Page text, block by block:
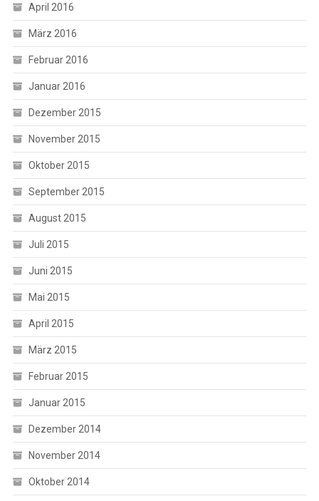
April 2016
März 2016
Februar 2016
Januar 2016
Dezember 2015
November 2015
Oktober 2015
September 2015
August 2015
Juli 2015
Juni 2015
Mai 2015
April 2015
März 2015
Februar 2015
Januar 2015
Dezember 2014
November 2014
Oktober 2014